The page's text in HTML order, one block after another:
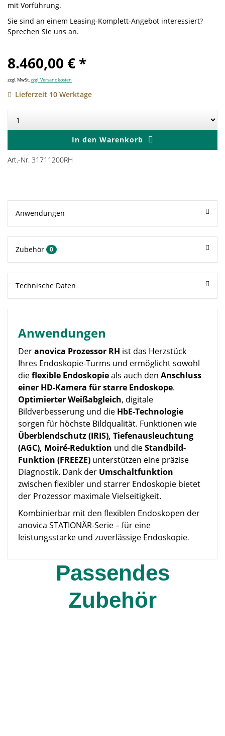
mit Vorführung.
Sie sind an einem Leasing-Komplett-Angebot interessiert?
Sprechen Sie uns an.
8.460,00 € *
zzgl. MwSt.zzgl. Versandkosten
Lieferzeit 10 Werktage
In den Warenkorb
Art.-Nr. 31711200RH
Anwendungen
Zubehör 0
Technische Daten
Anwendungen
Deranovica Prozessor RH ist das Herzstück
Ihres Endoskopie-Turms und ermöglicht sowohl
dieflexible Endoskopieals auch den Anschluss
einer HD-Kamera für starre Endoskope.
Optimierter Weißabgleich, digitale
Bildverbesserung und die HbE-Technologie
sorgen für höchste Bildqualität. Funktionen wie
Überblendschutz (IRIS), Tiefenausleuchtung
(AGC), Moiré-Reduktion und dieStandbild-
Funktion (FREEZE) unterstützen eine präzise
Diagnostik. Dank der Umschaltfunktion
zwischen flexibler und starrer Endoskopie bietet
der Prozessor maximale Vielseitigkeit.
Kombinierbar mit den flexiblen Endoskopen der
anovica STATIONÄR-Serie – für eine
leistungsstarke und zuverlässige Endoskopie.
Passendes
Zubehör